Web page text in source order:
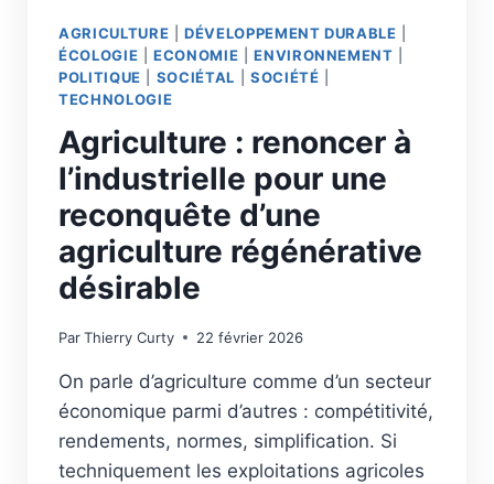
AGRICULTURE |DÉVELOPPEMENT DURABLE
ÉCOLOGIE |ECONOMIE |ENVIRONNEMENT
POLITIQUE
SOCIÉTAL SOCIÉTÉ
TECHNOLOGIE
Agriculture : renoncer à
l’industrielle pour une
reconquête d’une
agriculture régénérative
désirable
ParThierry Curty 22 février 2026
On parle d’agriculture comme d’un secteur
économique parmi d’autres : compétitivité,
rendements, normes, simplification. Si
techniquement les exploitations agricoles